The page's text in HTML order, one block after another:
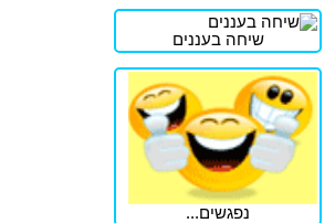
שיחה בעננים
נפגשים...